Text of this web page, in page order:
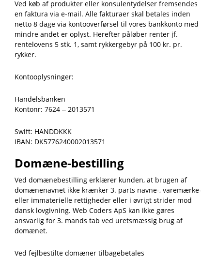
Ved køb af produkter eller konsulentydelser fremsendes
en faktura via e-mail. Alle fakturaer skal betales inden
netto 8 dage via kontooverførsel til vores bankkonto med
mindre andet er oplyst. Herefter påløber renter jf.
rentelovens 5 stk. 1, samt rykkergebyr på 100 kr. pr.
rykker.
Kontooplysninger:
Handelsbanken
Kontonr: 7624 – 2013571
Swift: HANDDKKK
IBAN: DK5776240002013571
Domæne-bestilling
Ved domænebestilling erklærer kunden, at brugen af
domænenavnet ikke krænker 3. parts navne-, varemærke-
eller immaterielle rettigheder eller i øvrigt strider mod
dansk lovgivning. Web Coders ApS kan ikke gøres
ansvarlig for 3. mands tab ved uretsmæssig brug af
domænet.
Ved fejlbestilte domæner tilbagebetales